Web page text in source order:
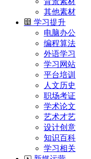
其他素材
学习提升
电脑办公
编程算法
外语学习
学习网站
平台培训
人文历史
职场考证
学术论文
艺术才艺
设计创意
知识百科
学习相关